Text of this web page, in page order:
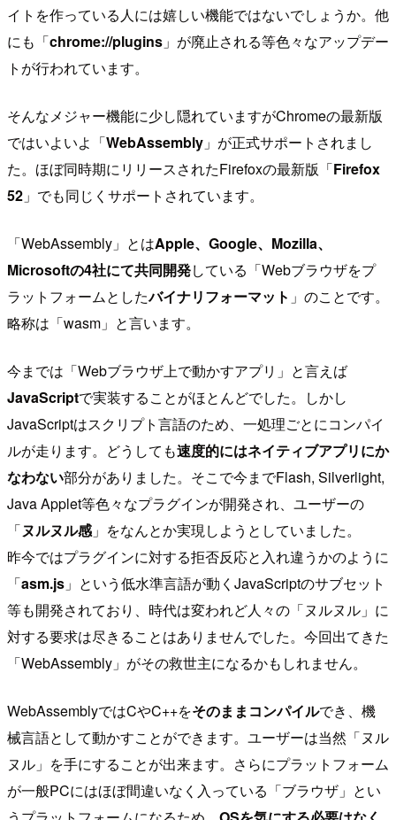
イトを作っている人には嬉しい機能ではないでしょうか。他
にも「chrome://plugins 」が廃止される等色々なアップデー
トが行われています。
そんなメジャー機能に少し隠れていますがChromeの最新版
ではいよいよ「WebAssembly 」が正式サポートされまし
た。ほぼ同時期にリリースされたFirefoxの最新版「Firefox
52 」でも同じくサポートされています。
「WebAssembly」とはApple、Google、Mozilla、
Microsoftの4社にて共同開発している「Webブラウザをプ
ラットフォームとしたバイナリフォーマット 」のことです。
略称は「wasm」と言います。
今までは「Webブラウザ上で動かすアプリ」と言えば
JavaScriptで実装することがほとんどでした。しかし
JavaScriptはスクリプト言語のため、一処理ごとにコンパイ
ルが走ります。どうしても速度的にはネイティブアプリにか
なわない部分がありました。そこで今までFlash, Silverlight,
Java Applet等色々なプラグインが開発され、ユーザーの
「ヌルヌル感」をなんとか実現しようとしていました。
昨今ではプラグインに対する拒否反応と入れ違うかのように
「asm.js 」という低水準言語が動くJavaScriptのサブセット
等も開発されており、時代は変われど人々の「ヌルヌル」に
対する要求は尽きることはありませんでした。今回出てきた
「WebAssembly」がその救世主になるかもしれません。
WebAssemblyではCやC++をそのままコンパイルでき、機
械言語として動かすことができます。ユーザーは当然「ヌル
ヌル」を手にすることが出来ます。さらにプラットフォーム
が一般PCにはほぼ間違いなく入っている「ブラウザ」とい